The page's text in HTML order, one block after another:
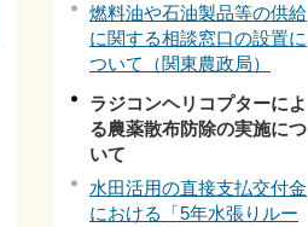
燃料油や石油製品等の供給
に関する相談窓口の設置に
ついて（関東農政局）
ラジコンヘリコプターによ
る農薬散布防除の実施につ
いて
水田活用の直接支払交付金
における「5年水張りルー